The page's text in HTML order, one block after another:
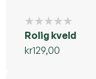
Rolig kveld
kr129,00